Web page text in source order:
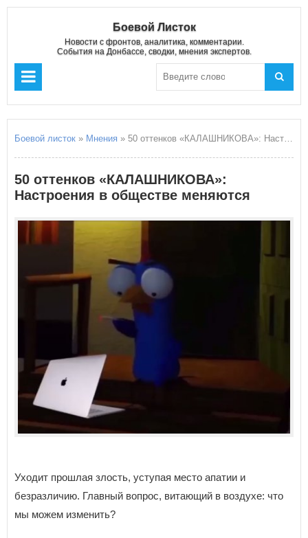
Боевой Листок
Новости с фронтов, аналитика, комментарии.
События на Донбассе, сводки, мнения экспертов.
Боевой листок » Мнения » 50 оттенков «КАЛАШНИКОВА»: Настроения в обществе меняются
50 оттенков «КАЛАШНИКОВА»:
Настроения в обществе меняются
Уходит прошлая злость, уступая место апатии и
безразличию. Главный вопрос, витающий в воздухе: что
мы можем изменить?